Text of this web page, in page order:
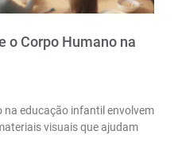
o Corpo Humano na
educação infantil envolvem
visuais que ajudam